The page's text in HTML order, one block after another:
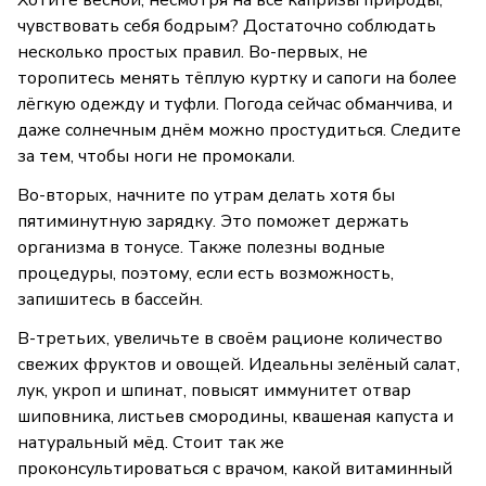
чувствовать себя бодрым? Достаточно соблюдать
несколько простых правил. Во-первых, не
торопитесь менять тёплую куртку и сапоги на более
лёгкую одежду и туфли. Погода сейчас обманчива, и
даже солнечным днём можно простудиться. Следите
за тем, чтобы ноги не промокали.
Во-вторых, начните по утрам делать хотя бы
пятиминутную зарядку. Это поможет держать
организма в тонусе. Также полезны водные
процедуры, поэтому, если есть возможность,
запишитесь в бассейн.
В-третьих, увеличьте в своём рационе количество
свежих фруктов и овощей. Идеальны зелёный салат,
лук, укроп и шпинат, повысят иммунитет отвар
шиповника, листьев смородины, квашеная капуста и
натуральный мёд. Стоит так же
проконсультироваться с врачом, какой витаминный